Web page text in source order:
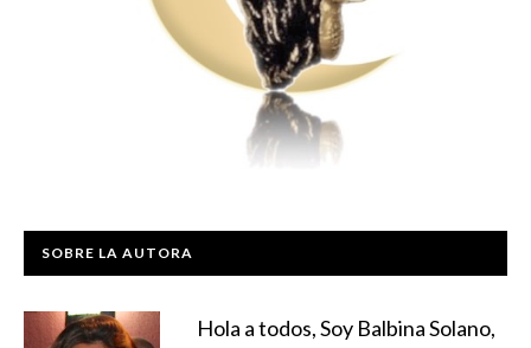
SOBRE LA AUTORA
Hola a todos, Soy Balbina Solano,